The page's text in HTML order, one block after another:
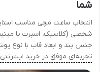
شما
انتخاب ساعت مچی مناسب
شخصی (کلاسیک، اسپرت یا
جنس بند و ابعاد قاب با نوع
تجربه‌ای موفق در خرید